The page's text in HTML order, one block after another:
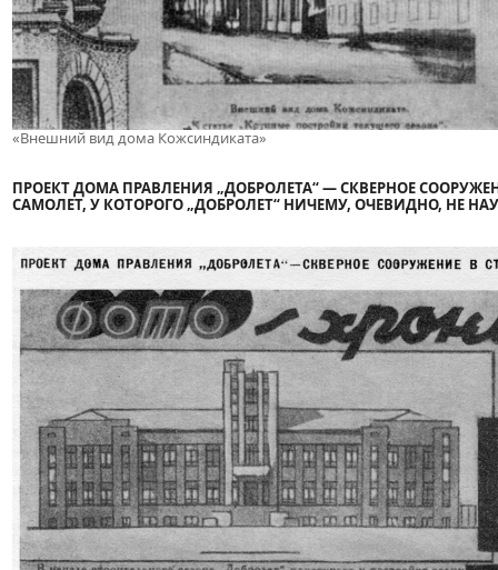
«Внешний вид дома Кожсиндиката»
ПРОЕКТ ДОМА ПРАВЛЕНИЯ „ДОБРОЛЕТА“ — СКВЕРНОЕ
САМОЛЕТ, У КОТОРОГО „ДОБРОЛЕТ“ НИЧЕМУ, ОЧЕВИДНО, НЕ